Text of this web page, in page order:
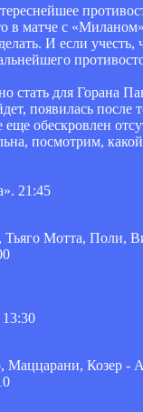
в матче с
И если учесть,
для Горана
появилась
обескровлен
посмотрим,
21:45
Тьяго Мотта, Поли,
Маццарани, Козер -